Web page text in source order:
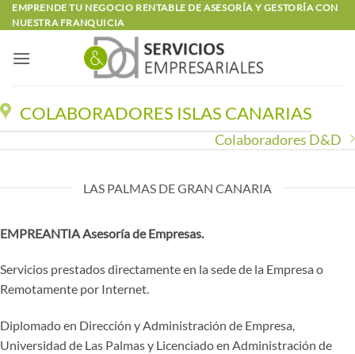
Saltar
al
EMPRENDE TU NEGOCIO RENTABLE DE ASESORÍA Y GESTORÍA CON
NUESTRA FRANQUICIA
COLABORADORES ISLAS CANARIAS
Colaboradores D&D
LAS PALMAS DE GRAN CANARIA
EMPREANTIA Asesoría de Empresas.
Servicios prestados directamente en la sede de la Empresa o
Remotamente por Internet.
Diplomado en Dirección y Administración de Empresa,
Universidad de Las Palmas y Licenciado en Administración de